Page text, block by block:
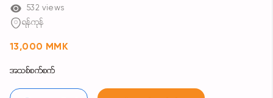
532 views
ရန်ကုန်
13,000 MMK
အသစ်စက်စက်